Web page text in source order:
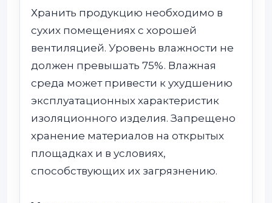
Хранить продукцию необходимо в
сухих помещениях с хорошей
вентиляцией. Уровень влажности не
должен превышать 75%. Влажная
среда может привести к ухудшению
эксплуатационных характеристик
изоляционного изделия. Запрещено
хранение материалов на открытых
площадках и в условиях,
способствующих их загрязнению.